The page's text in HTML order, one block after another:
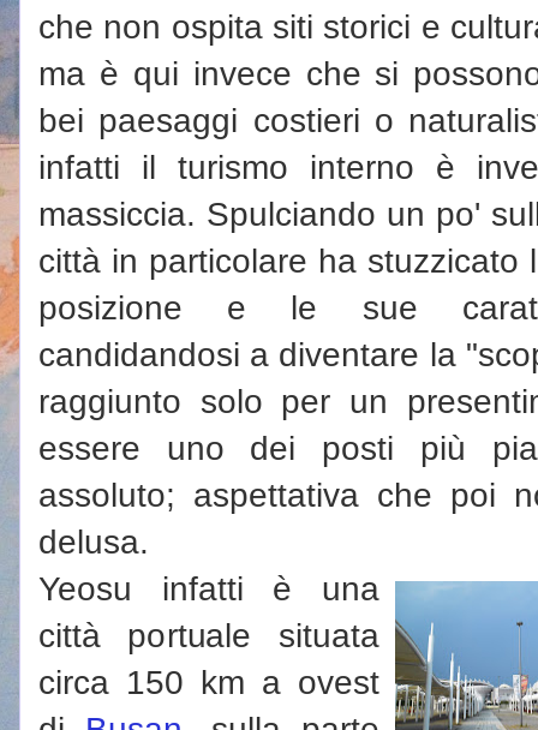
che non ospita siti storici e
ma è qui invece che si
bei paesaggi costieri o
infatti il turismo interno è
massiccia. Spulciando un po'
città in particolare ha stuzzicato
posizione e le sue
candidandosi a diventare la
raggiunto solo per un
essere uno dei posti più
assoluto; aspettativa che poi
delusa.
Yeosu infatti è una
città portuale situata
circa 150 km a ovest